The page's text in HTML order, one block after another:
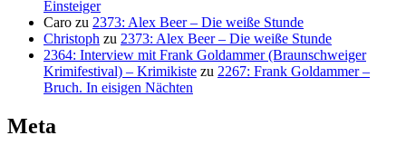
Einsteiger
Caro zu 2373: Alex Beer – Die weiße Stunde
Christoph zu 2373: Alex Beer – Die weiße Stunde
2364: Interview mit Frank Goldammer (Braunschweiger
Krimifestival) – Krimikiste zu 2267: Frank Goldammer –
Bruch. In eisigen Nächten
Meta